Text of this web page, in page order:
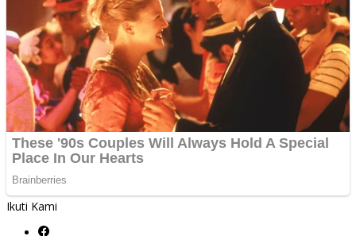
Ikuti Kami